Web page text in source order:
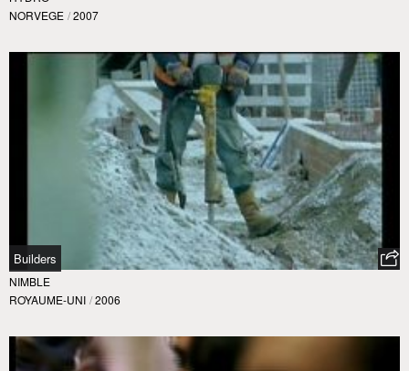
NORVEGE / 2007
Builders
NIMBLE
ROYAUME-UNI / 2006